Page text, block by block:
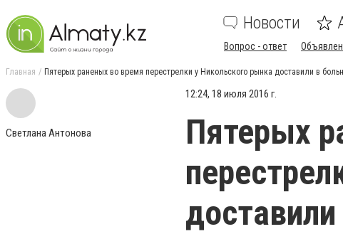
Новости
Вопрос - ответ
Главная Пятерых раненых во время перестрелки у Никольского рынка доставили в
Светлана Антонова
12:24, 18 июля 2016 г.
Пятерых